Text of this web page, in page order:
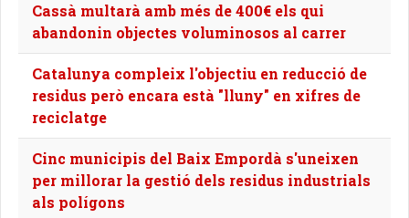
Cassà multarà amb més de 400€ els qui
abandonin objectes voluminosos al carrer
Catalunya compleix l'objectiu en reducció de
residus però encara està "lluny" en xifres de
reciclatge
Cinc municipis del Baix Empordà s'uneixen
per millorar la gestió dels residus industrials
als polígons